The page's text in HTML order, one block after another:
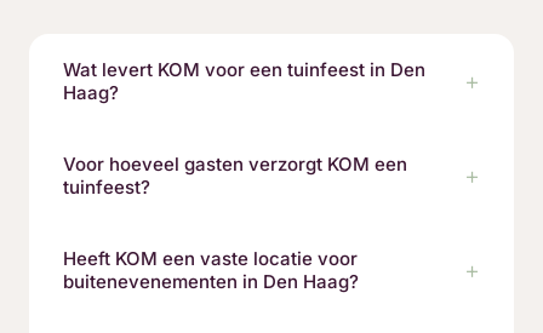
Wat levert KOM voor een tuinfeest in Den
Haag?
Voor hoeveel gasten verzorgt KOM een
tuinfeest?
Heeft KOM een vaste locatie voor
buitenevenementen in Den Haag?